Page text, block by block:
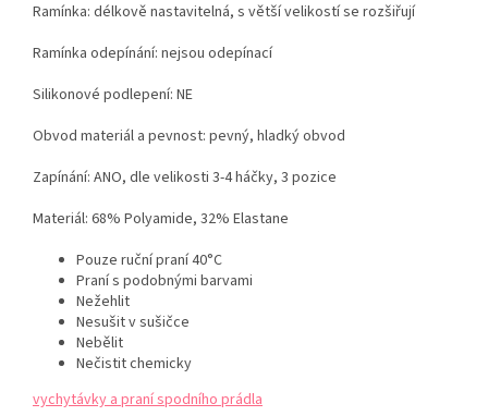
Ramínka: délkově nastavitelná, s větší velikostí se rozšiřují
Ramínka odepínání: nejsou odepínací
Silikonové podlepení: NE
Obvod materiál a pevnost: pevný, hladký obvod
Zapínání: ANO, dle velikosti 3-4 háčky, 3 pozice
Materiál: 68% Polyamide, 32% Elastane
Pouze ruční praní 40°C
Praní s podobnými barvami
Nežehlit
Nesušit v sušičce
Nebělit
Nečistit chemicky
vychytávky a praní spodního prádla